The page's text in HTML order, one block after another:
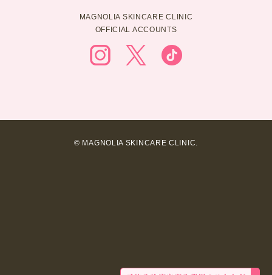
MAGNOLIA SKINCARE CLINIC
OFFICIAL ACCOUNTS
© MAGNOLIA SKINCARE CLINIC.